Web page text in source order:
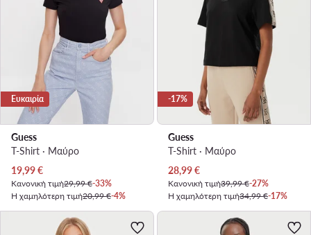
Ευκαιρία
Guess
T-Shirt · Μαύρο
Τρέχουσα τιμή
19,99€
Κανονική τιμή29,99 €-33%
Η χαμηλότερη τιμή20,99 €-4%
-17%
Guess
T-Shirt · Μαύρο
Τρέχουσα τιμή
28,99€
Κανονική τιμή39,99 €-27%
Η χαμηλότερη τιμή34,99 €-17%